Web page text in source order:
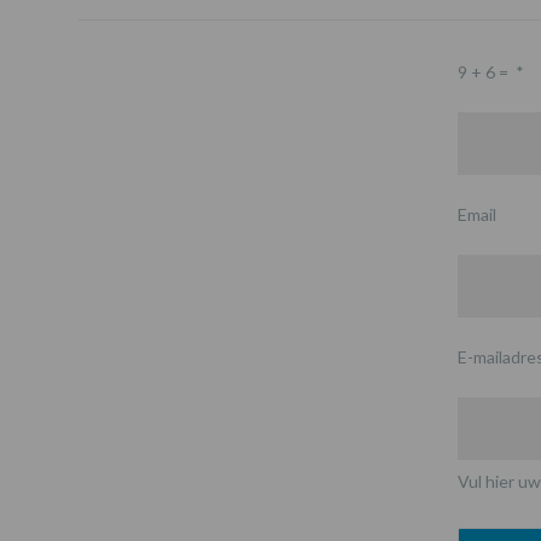
9 + 6 = *
Email
E-
Vul hier